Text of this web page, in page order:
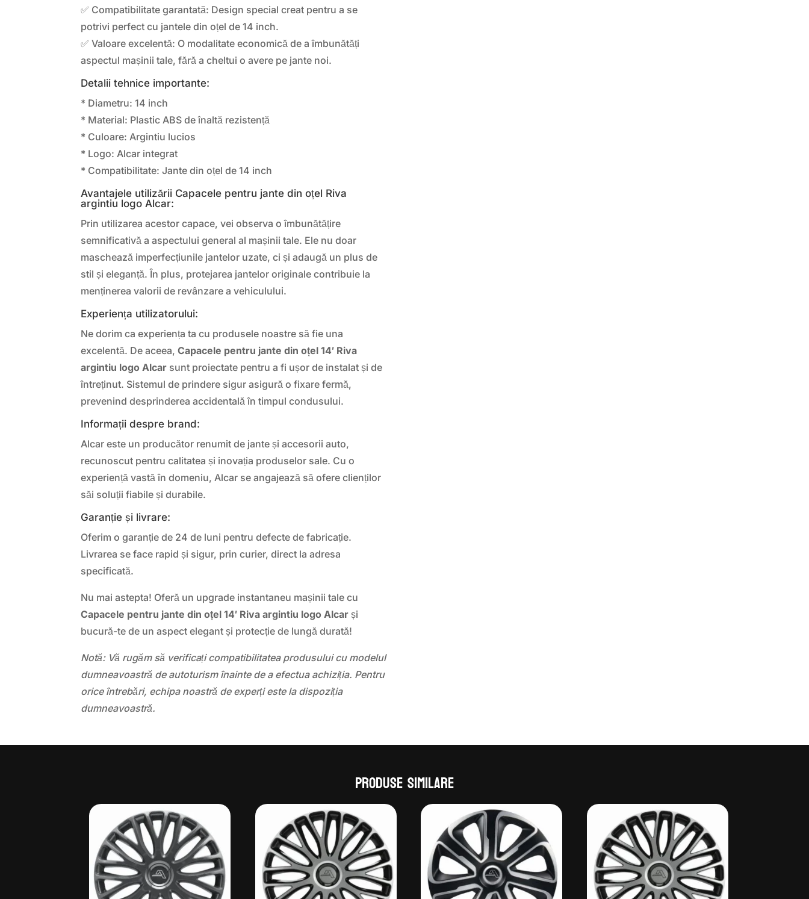
✅ Compatibilitate garantată: Design special creat pentru a se
potrivi perfect cu jantele din oțel de 14 inch.
✅ Valoare excelentă: O modalitate economică de a îmbunătăți
aspectul mașinii tale, fără a cheltui o avere pe jante noi.
Detalii tehnice importante:
* Diametru: 14 inch
* Material: Plastic ABS de înaltă rezistență
* Culoare: Argintiu lucios
* Logo: Alcar integrat
* Compatibilitate: Jante din oțel de 14 inch
Avantajele utilizării Capacele pentru jante din oțel Riva
argintiu logo Alcar:
Prin utilizarea acestor capace, vei observa o îmbunătățire
semnificativă a aspectului general al mașinii tale. Ele nu doar
maschează imperfecțiunile jantelor uzate, ci și adaugă un plus de
stil și eleganță. În plus, protejarea jantelor originale contribuie la
menținerea valorii de revânzare a vehiculului.
Experiența utilizatorului:
Ne dorim ca experiența ta cu produsele noastre să fie una
excelentă. De aceea,Capacele pentru jante din oțel 14′ Riva
argintiu logo Alcar sunt proiectate pentru a fi ușor de instalat și de
întreținut. Sistemul de prindere sigur asigură o fixare fermă,
prevenind desprinderea accidentală în timpul condusului.
Informații despre brand:
Alcar este un producător renumit de jante și accesorii auto,
recunoscut pentru calitatea și inovația produselor sale. Cu o
experiență vastă în domeniu, Alcar se angajează să ofere clienților
săi soluții fiabile și durabile.
Garanție și livrare:
Oferim o garanție de 24 de luni pentru defecte de fabricație.
Livrarea se face rapid și sigur, prin curier, direct la adresa
specificată.
Nu mai astepta! Oferă un upgrade instantaneu mașinii tale cu
Capacele pentru jante din oțel 14′ Riva argintiu logo Alcar și
bucură-te de un aspect elegant și protecție de lungă durată!
Notă: Vă rugăm să verificați compatibilitatea produsului cu modelul
dumneavoastră de autoturism înainte de a efectua achiziția. Pentru
orice întrebări, echipa noastră de experți este la dispoziția
dumneavoastră.
Produse similare